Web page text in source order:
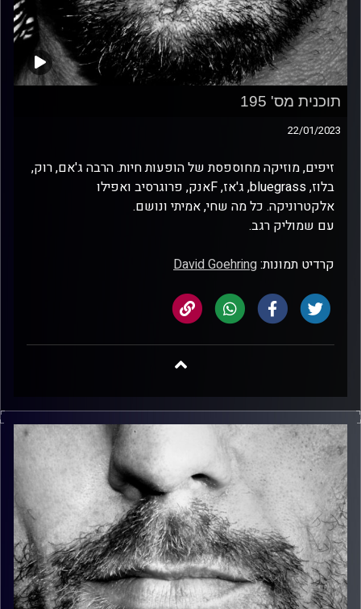
תוכנית מס' 195
22/01/2023
זיפים, מוזיקה מחוספסת של הופעות חיות. הרבה ג'אם, רוק,
בלוז, bluegrass, ג'אז, Fאנק, פרוגרסיב ואפילו
אלקטרוניקה. כל מה שחי, אמיתי ונושם.
עם שמוליק רגב.
קרדיט תמונות:David Goehring